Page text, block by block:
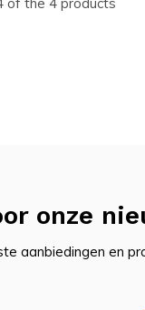
onze
aanbiedingen en